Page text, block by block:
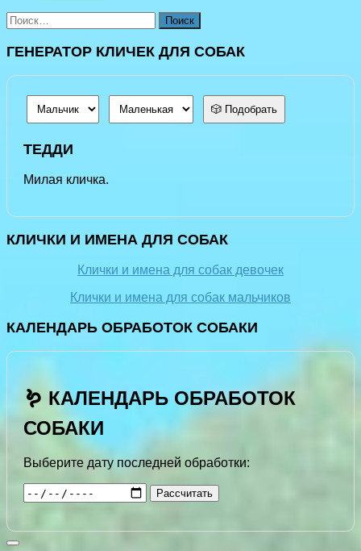
Найти:
ГЕНЕРАТОР КЛИЧЕК ДЛЯ СОБАК
🎲 Подобрать
ТЕДДИ
Милая кличка.
КЛИЧКИ И ИМЕНА ДЛЯ СОБАК
Клички и имена для собак девочек
Клички и имена для собак мальчиков
КАЛЕНДАРЬ ОБРАБОТОК СОБАКИ
🪱 КАЛЕНДАРЬ ОБРАБОТОК
СОБАКИ
Выберите дату последней обработки:
Рассчитать